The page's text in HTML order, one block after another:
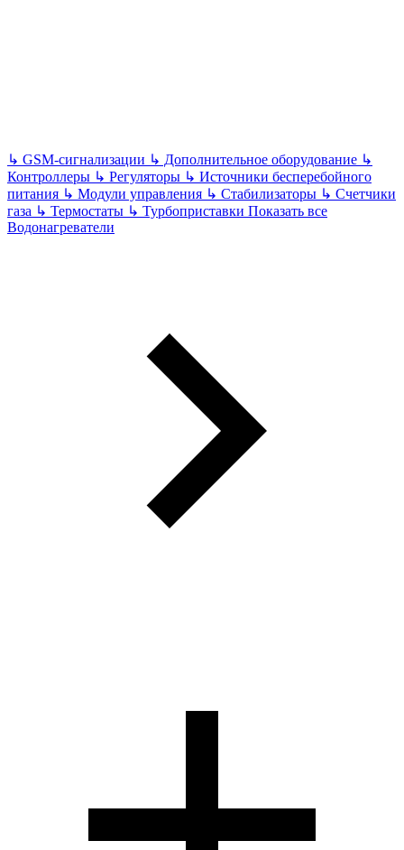
↳ GSM-сигнализации ↳ Дополнительное оборудование ↳
Контроллеры ↳ Регуляторы ↳ Источники бесперебойного
питания ↳ Модули управления ↳ Стабилизаторы ↳ Счетчики
газа ↳ Термостаты ↳ Турбоприставки Показать все
Водонагреватели